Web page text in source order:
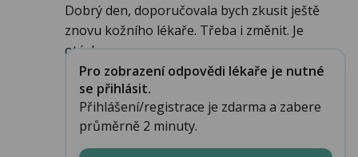
Dobrý den, doporučovala bych zkusit ještě
znovu kožního lékaře. Třeba i změnit. Je
otázko...
Pro zobrazení odpovědi lékaře je nutné
se přihlásit.
Přihlášení/registrace je zdarma a zabere
průměrně 2 minuty.